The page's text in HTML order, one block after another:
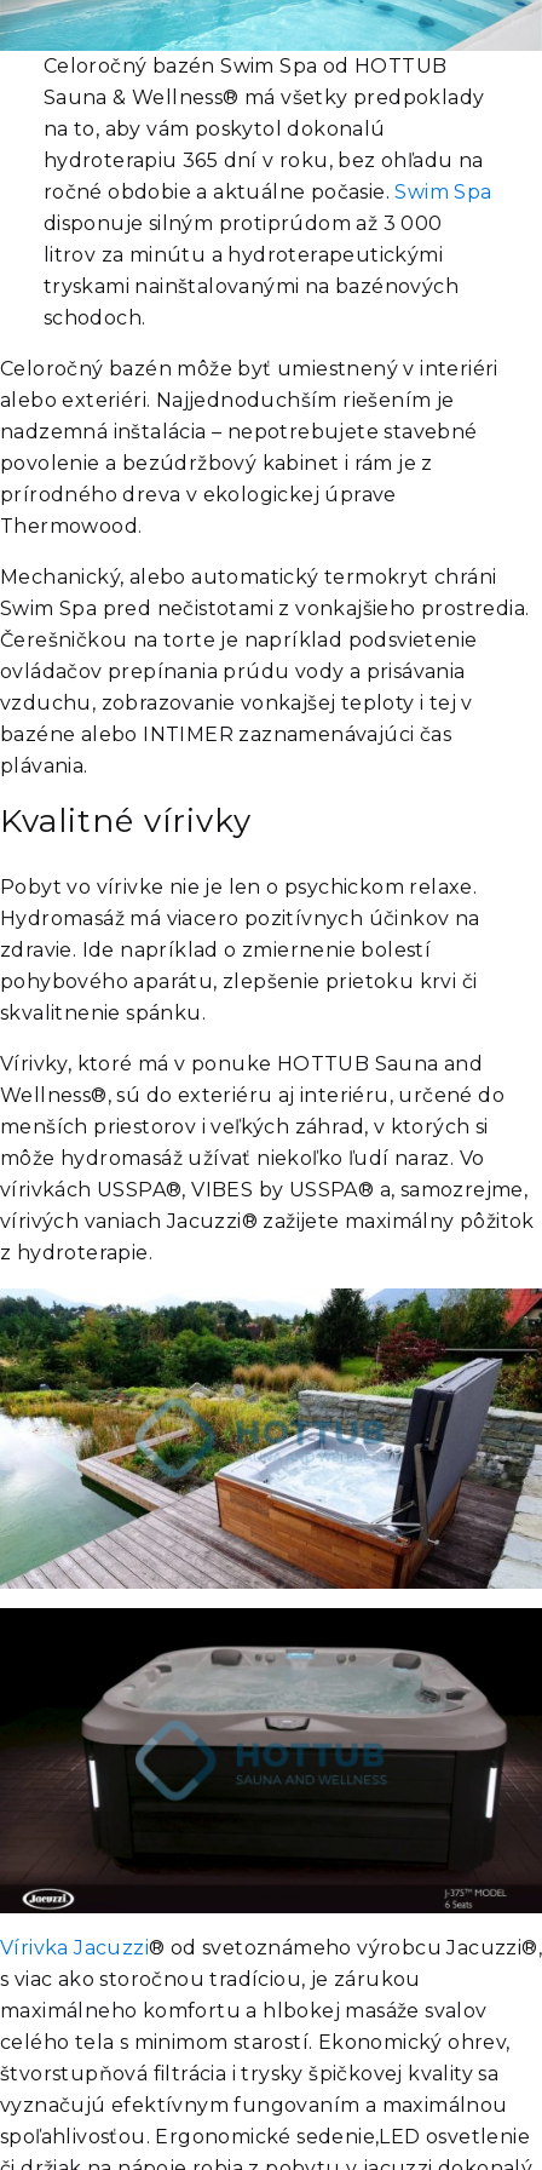
Celoročný bazén Swim Spa od HOTTUB
Sauna & Wellness® má všetky predpoklady
na to, aby vám poskytol dokonalú
hydroterapiu 365 dní v roku, bez ohľadu na
ročné obdobie a aktuálne počasie.Swim Spa
disponuje silným protiprúdom až 3 000
litrov za minútu a hydroterapeutickými
tryskami nainštalovanými na bazénových
schodoch.
Celoročný bazén môže byť umiestnený v interiéri
alebo exteriéri. Najjednoduchším riešením je
nadzemná inštalácia – nepotrebujete stavebné
povolenie a bezúdržbový kabinet i rám je z
prírodného dreva v ekologickej úprave
Thermowood.
Mechanický, alebo automatický termokryt chráni
Swim Spa pred nečistotami z vonkajšieho prostredia.
Čerešničkou na torte je napríklad podsvietenie
ovládačov prepínania prúdu vody a prisávania
vzduchu, zobrazovanie vonkajšej teploty i tej v
bazéne alebo INTIMER zaznamenávajúci čas
plávania.
Kvalitné vírivky
Pobyt vo vírivke nie je len o psychickom relaxe.
Hydromasáž má viacero pozitívnych účinkov na
zdravie. Ide napríklad o zmiernenie bolestí
pohybového aparátu, zlepšenie prietoku krvi či
skvalitnenie spánku.
Vírivky, ktoré má v ponuke HOTTUB Sauna and
Wellness®, sú do exteriéru aj interiéru, určené do
menších priestorov i veľkých záhrad, v ktorých si
môže hydromasáž užívať niekoľko ľudí naraz. Vo
vírivkách USSPA®, VIBES by USSPA® a, samozrejme,
vírivých vaniach Jacuzzi® zažijete maximálny pôžitok
z hydroterapie.
Vírivka Jacuzzi® od svetoznámeho výrobcu Jacuzzi®,
s viac ako storočnou tradíciou, je zárukou
maximálneho komfortu a hlbokej masáže svalov
celého tela s minimom starostí. Ekonomický ohrev,
štvorstupňová filtrácia i trysky špičkovej kvality sa
vyznačujú efektívnym fungovaním a maximálnou
spoľahlivosťou. Ergonomické sedenie,LED osvetlenie